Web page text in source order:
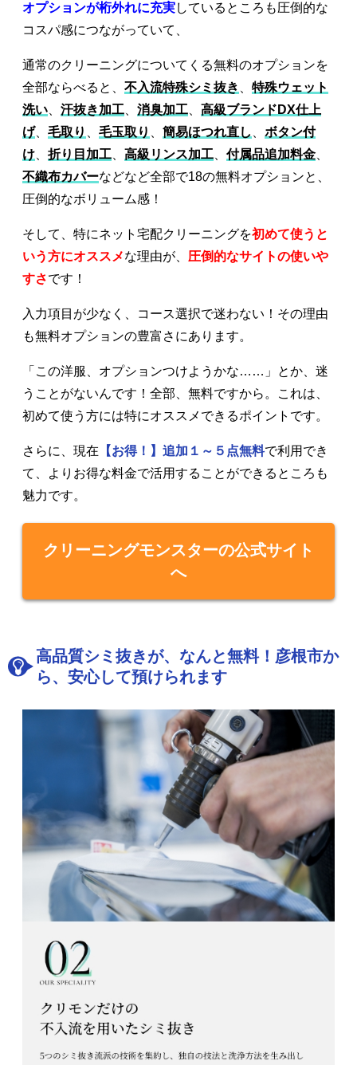
オプションが桁外れに充実しているところも圧倒的な
コスパ感につながっていて、
通常のクリーニングについてくる無料のオプションを
全部ならべると、 不入流特殊シミ抜き
特殊ウェット
洗い
汗抜き加工 消臭加工
高級ブランドDX仕上
げ、 毛取り 毛玉取り 簡易ほつれ直し
ボタン付
け
折り目加工 高級リンス加工 付属品追加料金
不織布カバーなどなど全部で18の無料オプションと、
圧倒的なボリューム感！
そして、特にネット宅配クリーニングを初めて使うと
いう方にオススメな理由が、 圧倒的なサイトの使いや
すさです！
入力項目が少なく、コース選択で迷わない！その理由
も無料オプションの豊富さにあります。
「この洋服、オプションつけようかな……」とか、迷
うことがないんです！全部、無料ですから。これは、
初めて使う方には特にオススメできるポイントです。
さらに、現在 【お得！】追加１～５点無料で利用でき
て、よりお得な料金で活用することができるところも
魅力です。
クリーニングモンスターの公式サイト
へ
高品質シミ抜きが、なんと無料！彦根市か
ら、安心して預けられます